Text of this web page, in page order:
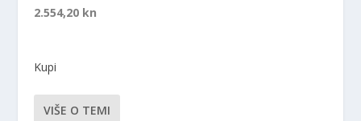
2.554,20 kn
Kupi
VIŠE O TEMI